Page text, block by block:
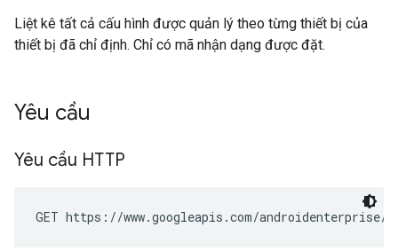
Liệt kê tất cả cấu hình được quản lý theo từng thiết bị của
thiết bị đã chỉ định. Chỉ có mã nhận dạng được đặt.
Yêu cầu
Yêu cầu HTTP
GET https://www.googleapis.com/androidenterprise/